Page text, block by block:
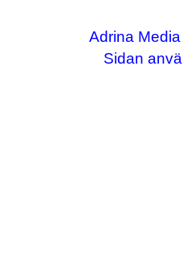
Copyright © 2003-2026Adrina Media
Sidan